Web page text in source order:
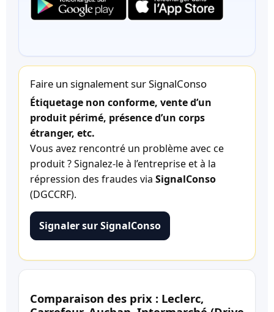
Faire un signalement sur SignalConso
Étiquetage non conforme, vente d’un
produit périmé, présence d’un corps
étranger, etc.
Vous avez rencontré un problème avec ce
produit ? Signalez-le à l’entreprise et à la
répression des fraudes via SignalConso
(DGCCRF).
Signaler sur SignalConso
Comparaison des prix : Leclerc,